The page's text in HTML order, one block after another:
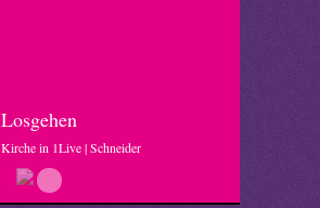
Losgehen
Kirche in 1Live | Schneider